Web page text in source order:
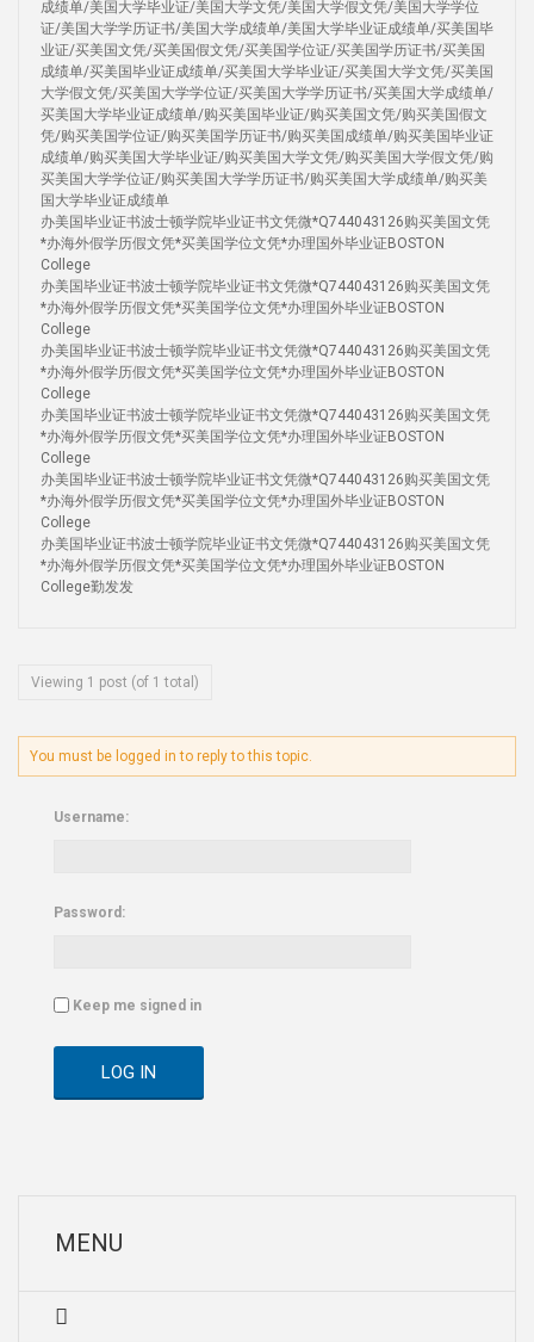
成绩单/美国大学毕业证/美国大学文凭/美国大学假文凭/美国大学学位
证/美国大学学历证书/美国大学成绩单/美国大学毕业证成绩单/买美国毕
业证/买美国文凭/买美国假文凭/买美国学位证/买美国学历证书/买美国
成绩单/买美国毕业证成绩单/买美国大学毕业证/买美国大学文凭/买美国
大学假文凭/买美国大学学位证/买美国大学学历证书/买美国大学成绩单/
买美国大学毕业证成绩单/购买美国毕业证/购买美国文凭/购买美国假文
凭/购买美国学位证/购买美国学历证书/购买美国成绩单/购买美国毕业证
成绩单/购买美国大学毕业证/购买美国大学文凭/购买美国大学假文凭/购
买美国大学学位证/购买美国大学学历证书/购买美国大学成绩单/购买美
国大学毕业证成绩单
办美国毕业证书波士顿学院毕业证书文凭微*Q744043126购买美国文凭
*办海外假学历假文凭*买美国学位文凭*办理国外毕业证BOSTON
College
办美国毕业证书波士顿学院毕业证书文凭微*Q744043126购买美国文凭
*办海外假学历假文凭*买美国学位文凭*办理国外毕业证BOSTON
College
办美国毕业证书波士顿学院毕业证书文凭微*Q744043126购买美国文凭
*办海外假学历假文凭*买美国学位文凭*办理国外毕业证BOSTON
College
办美国毕业证书波士顿学院毕业证书文凭微*Q744043126购买美国文凭
*办海外假学历假文凭*买美国学位文凭*办理国外毕业证BOSTON
College
办美国毕业证书波士顿学院毕业证书文凭微*Q744043126购买美国文凭
*办海外假学历假文凭*买美国学位文凭*办理国外毕业证BOSTON
College
办美国毕业证书波士顿学院毕业证书文凭微*Q744043126购买美国文凭
*办海外假学历假文凭*买美国学位文凭*办理国外毕业证BOSTON
College勤发发
Viewing 1 post (of 1 total)
You must be logged in to reply to this topic.
Username:
Password:
Keep me signed in
LOG IN
MENU